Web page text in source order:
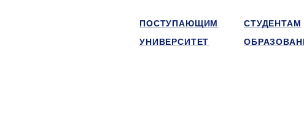
ПОСТУПАЮЩИМ
СТУДЕНТАМ
УНИВЕРСИТЕТ